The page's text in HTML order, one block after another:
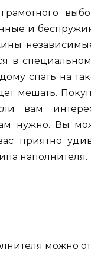
и
в
спать на
мешать.
вам
нужно. Вы
приятно
наполнителя.
можно